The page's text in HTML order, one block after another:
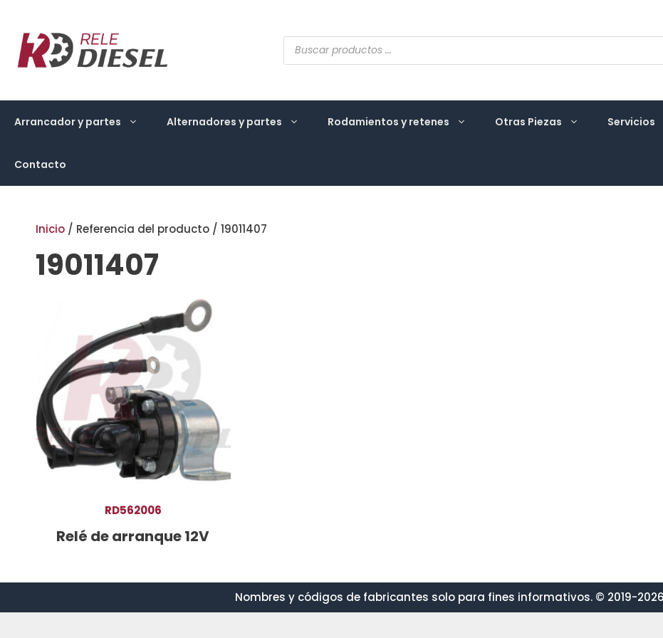
contenido
Búsqueda
de
productos
Arrancador y partes Alternadores y partes Rodamientos y retenes Otras Piezas Servicios
Contacto
Inicio / Referencia del producto / 19011407
19011407
RD562006
Relé de arranque 12V
Nombres y códigos de fabricantes solo para fines informativos. © 2019-2026